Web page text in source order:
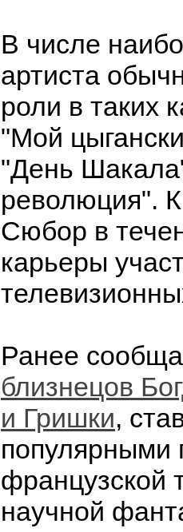
В числе
артиста
роли в таких
"Мой
"День
революция".
Сюбор в
карьеры
Ранее
близнецов
и Гришки,
популярными
французской
научной